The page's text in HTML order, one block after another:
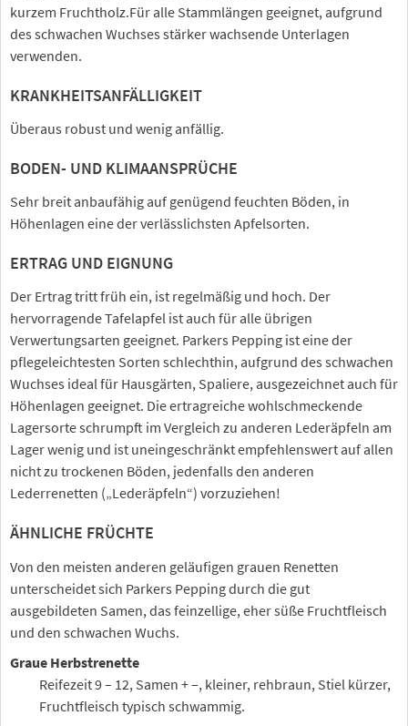
kurzem Fruchtholz.Für alle Stammlängen geeignet, aufgrund
des schwachen Wuchses stärker wachsende Unterlagen
verwenden.
KRANKHEITSANFÄLLIGKEIT
Überaus robust und wenig anfällig.
BODEN- UND KLIMAANSPRÜCHE
Sehr breit anbaufähig auf genügend feuchten Böden, in
Höhenlagen eine der verlässlichsten Apfelsorten.
ERTRAG UND EIGNUNG
Der Ertrag tritt früh ein, ist regelmäßig und hoch. Der
hervorragende Tafelapfel ist auch für alle übrigen
Verwertungsarten geeignet. Parkers Pepping ist eine der
pflegeleichtesten Sorten schlechthin, aufgrund des schwachen
Wuchses ideal für Hausgärten, Spaliere, ausgezeichnet auch für
Höhenlagen geeignet. Die ertragreiche wohlschmeckende
Lagersorte schrumpft im Vergleich zu anderen Lederäpfeln am
Lager wenig und ist uneingeschränkt empfehlenswert auf allen
nicht zu trockenen Böden, jedenfalls den anderen
Lederrenetten („Lederäpfeln“) vorzuziehen!
ÄHNLICHE FRÜCHTE
Von den meisten anderen geläufigen grauen Renetten
unterscheidet sich Parkers Pepping durch die gut
ausgebildeten Samen, das feinzellige, eher süße Fruchtfleisch
und den schwachen Wuchs.
Graue Herbstrenette
Reifezeit 9 – 12, Samen + –, kleiner, rehbraun, Stiel kürzer,
Fruchtfleisch typisch schwammig.